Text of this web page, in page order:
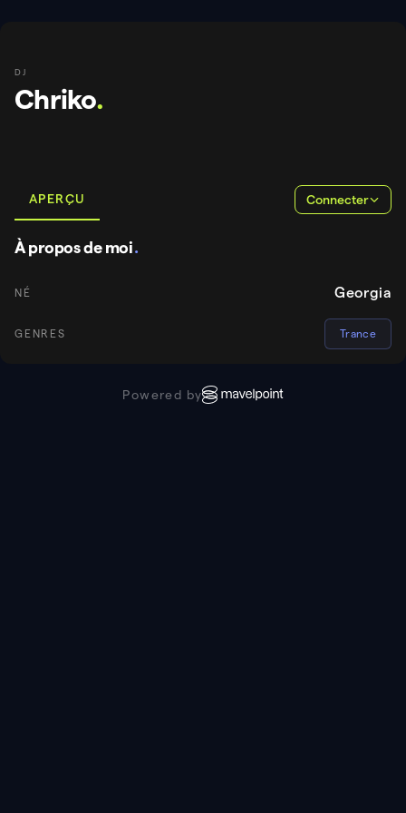
DJ
Chriko.
APERÇU Connecter
À propos de moi.
NÉ Georgia
GENRES Trance
Powered by